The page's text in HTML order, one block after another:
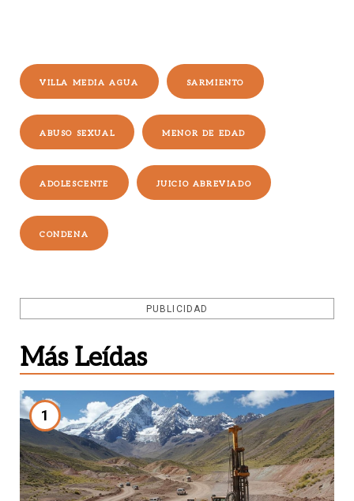
VILLA MEDIA AGUA SARMIENTO
ABUSO SEXUAL MENOR DE EDAD
ADOLESCENTE JUICIO ABREVIADO
CONDENA
PUBLICIDAD
Más Leídas
1